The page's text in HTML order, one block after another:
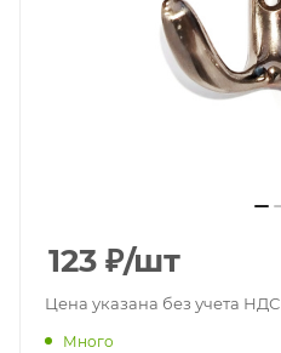
123 ₽/шт
Цена указана без учета НДС
Много